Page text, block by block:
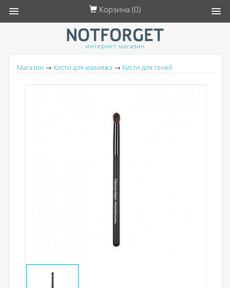
интернет магазин
Магазин → Кисти для макияжа → Кисти для теней
Корзина (0)